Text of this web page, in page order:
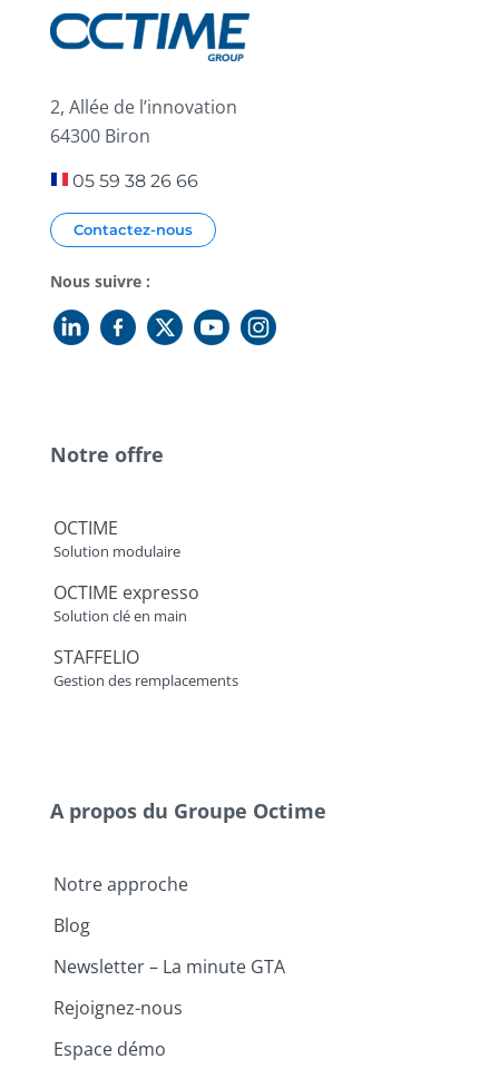
2, Allée de l’innovation
64300 Biron
05 59 38 26 66
Contactez-nous
Nous suivre :
Notre offre
OCTIME
Solution modulaire
OCTIME expresso
Solution clé en main
STAFFELIO
Gestion des remplacements
A propos du Groupe Octime
Notre approche
Blog
Newsletter – La minute GTA
Rejoignez-nous
Espace démo